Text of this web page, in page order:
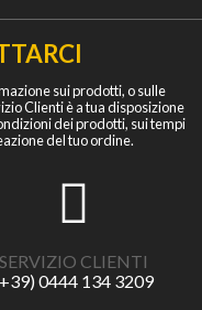
sui prodotti, o sulle
Clienti è a tua disposizione
dei prodotti, sui tempi
del tuo ordine.
SERVIZIO CLIENTI
0444 134 3209